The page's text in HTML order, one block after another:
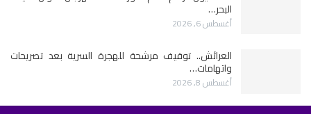
البحر…
أغسطس 6, 2026
العرائش.. توقيف مرشحة للهجرة السرية بعد تصريحات
واتهامات…
أغسطس 8, 2026